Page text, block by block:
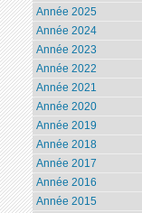
Année 2025
Année 2024
Année 2023
Année 2022
Année 2021
Année 2020
Année 2019
Année 2018
Année 2017
Année 2016
Année 2015